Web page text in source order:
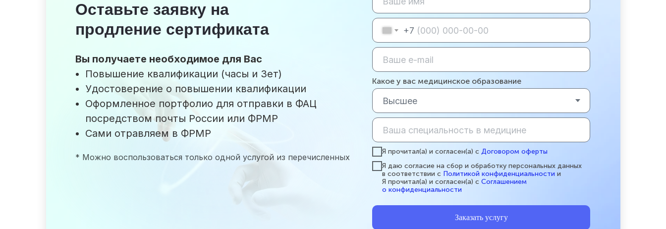
+7
Какое у вас медицинское образование
Я прочитал(а) и согласен(а) с Договором оферты
Я даю согласие на сбор и обработку персональных данных
в соответствии с Политикой конфиденциальности и
Я прочитал(а) и согласен(а) с Соглашением
о конфиденциальности
Заказать услугу
Оставьте заявку на
продление сертификата
Вы получаете необходимое для Вас
Повышение квалификации (часы и Зет)
Удостоверение о повышении квалификации
Оформленное портфолио для отправки в ФАЦ
посредством почты России или ФРМР
Сами отравляем в ФРМР
* Можно воспользоваться только одной услугой из перечисленных